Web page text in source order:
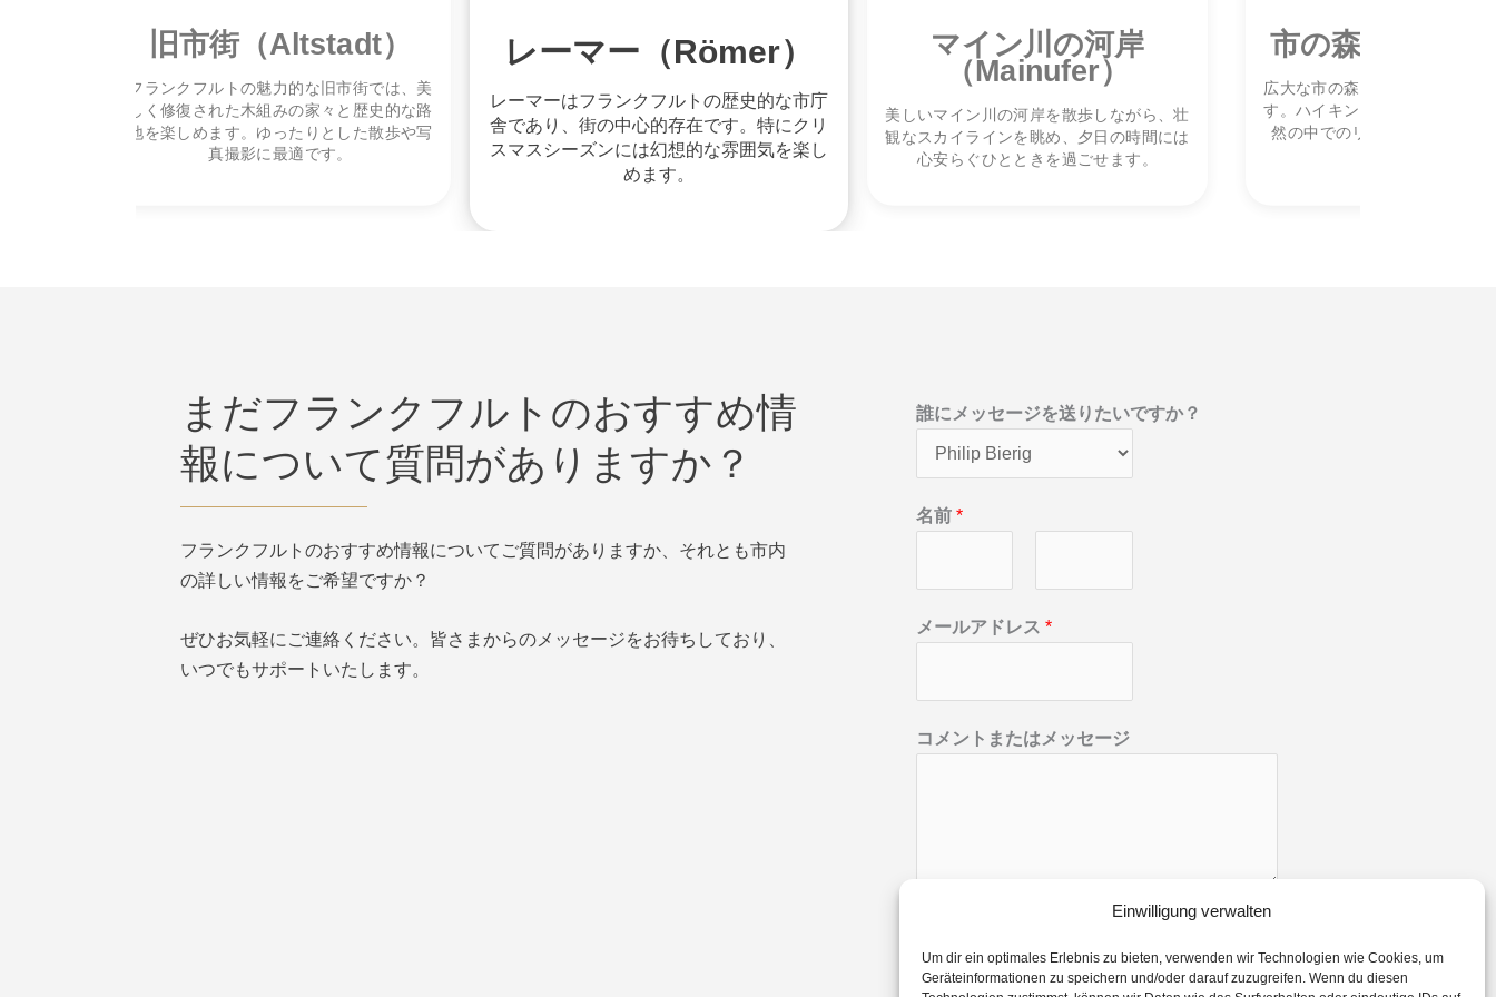
Einwilligung verwalten
Um dir ein optimales Erlebnis zu bieten, verwenden wir Technologien wie Cookies, um
Geräteinformationen zu speichern und/oder darauf zuzugreifen. Wenn du diesen
旧市街（Altstadt）
フランクフルトの魅力的な旧市街では、美
しく修復された木組みの家々と歴史的な路
地を楽しめます。ゆったりとした散歩や写
真撮影に最適です。
レーマー（Römer）
レーマーはフランクフルトの歴史的な市庁
舎であり、街の中心的存在です。特にクリ
スマスシーズンには幻想的な雰囲気を楽し
めます。
マイン川の河岸
（Mainufer）
美しいマイン川の河岸を散歩しながら、壮
観なスカイラインを眺め、夕日の時間には
心安らぐひとときを過ごせます。
市の森（
広大な市の森は、街の中の緑の
す。ハイキングやサイクリング
然の中でのリラックスにぴっ
まだフランクフルトのおすすめ情
報について質問がありますか？
フランクフルトのおすすめ情報についてご質問がありますか、それとも市内
の詳しい情報をご希望ですか？
ぜひお気軽にご連絡ください。皆さまからのメッセージをお待ちしており、
いつでもサポートいたします。
名
前
ル
ス
誰にメッセージを送りたいですか？
名前 *
メールアドレス *
コメントまたはメッセージ